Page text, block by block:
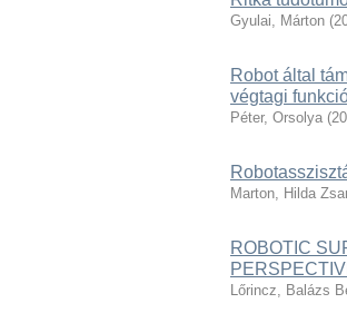
Gyulai, Márton (
Robot által
végtagi
Péter, Orsolya (
Marton, Hilda
ROBOTIC
Lőrincz, Balázs